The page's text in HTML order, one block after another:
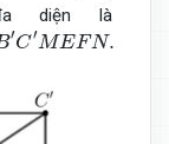
diện là
′C′MEFN.
.